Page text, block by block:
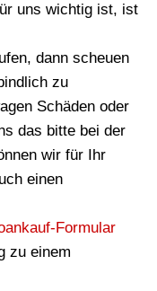
uns wichtig ist, ist
dann scheuen
zu
Schäden oder
das bitte bei der
wir für Ihr
einen
Formular
zu einem